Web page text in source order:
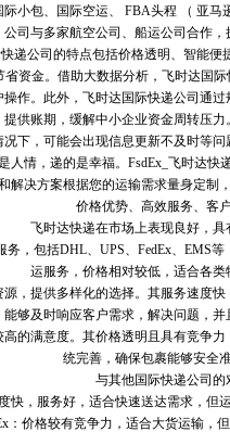
小包、国际空运、 FBA头程 （ 亚
司与多家航空公司、船运公司合作
递公司的特点包括价格透明、智能
资金。借助大数据分析，飞时达国
作。此外，飞时达国际快递公司通
供账期，缓解中小企业资金周转压
下，可能会出现信息更新不及时等
人情，递的是幸福。FsdEx_飞时达
解决方案根据您的运输需求量身定制
价格优势、高效服务、客
飞时达快递在市场上表现良好，
，包括DHL、UPS、FedEx、EMS
运服务，价格相对较低，适合各
，提供多样化的选择。其服务速度
能够及时响应客户需求，解决问题，
的满意度。其价格透明且具有竞争
统完善，确保包裹能够安全
与其他国际快递公司的
快，服务好，适合快速送达需求，但
：价格较有竞争力，适合大货运输，